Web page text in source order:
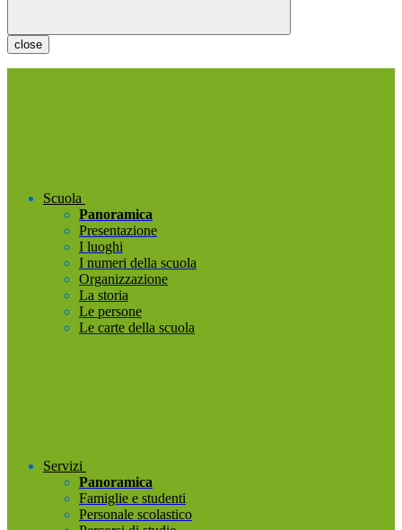
close
Scuola
Panoramica
Presentazione
I luoghi
I numeri della scuola
Organizzazione
La storia
Le persone
Le carte della scuola
Servizi
Panoramica
Famiglie e studenti
Personale scolastico